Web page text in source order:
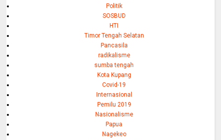
Politik
SOSBUD
HTI
Timor Tengah Selatan
Pancasila
radikalisme
sumba tengah
Kota Kupang
Covid-19
Internasional
Pemilu 2019
Nasionalisme
Papua
Nagekeo